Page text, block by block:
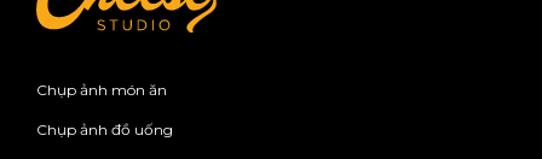
Chụp ảnh món ăn
Chụp ảnh đồ uống